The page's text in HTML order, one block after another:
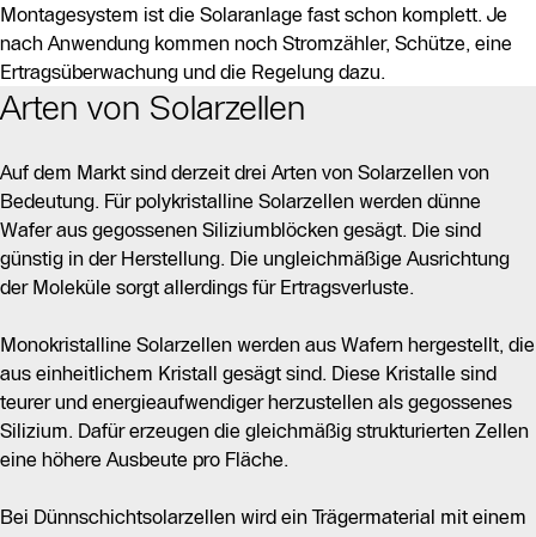
Montagesystem ist die Solaranlage fast schon komplett. Je
nach Anwendung kommen noch Stromzähler, Schütze, eine
Ertragsüberwachung und die Regelung dazu.
Arten von Solarzellen
Auf dem Markt sind derzeit drei Arten von Solarzellen von
Bedeutung. Für polykristalline Solarzellen werden dünne
Wafer aus gegossenen Siliziumblöcken gesägt. Die sind
günstig in der Herstellung. Die ungleichmäßige Ausrichtung
der Moleküle sorgt allerdings für Ertragsverluste.
Monokristalline Solarzellen werden aus Wafern hergestellt, die
aus einheitlichem Kristall gesägt sind. Diese Kristalle sind
teurer und energieaufwendiger herzustellen als gegossenes
Silizium. Dafür erzeugen die gleichmäßig strukturierten Zellen
eine höhere Ausbeute pro Fläche.
Bei Dünnschichtsolarzellen wird ein Trägermaterial mit einem